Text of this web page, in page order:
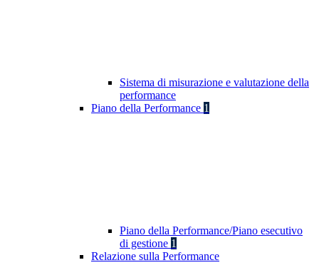
Sistema di misurazione e valutazione della
performance
Piano della Performance 1
Piano della Performance/Piano esecutivo
di gestione 1
Relazione sulla Performance